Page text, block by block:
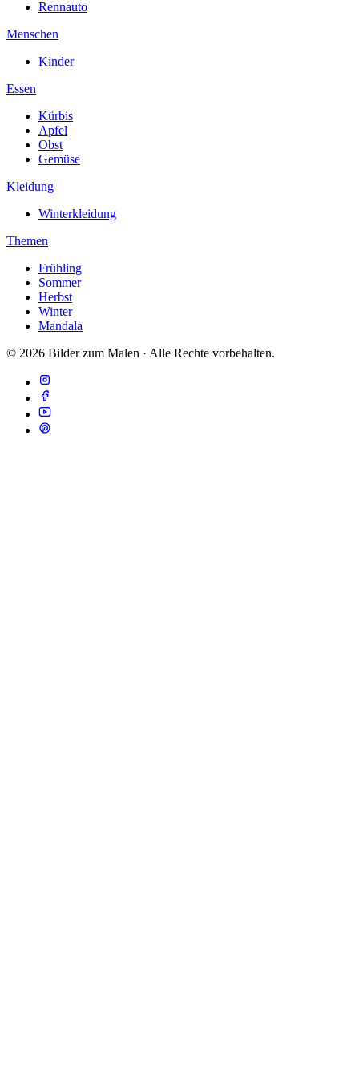
Rennauto
Menschen
Kinder
Essen
Kürbis
Apfel
Obst
Gemüse
Kleidung
Winterkleidung
Themen
Frühling
Sommer
Herbst
Winter
Mandala
© 2026 Bilder zum Malen · Alle Rechte vorbehalten.